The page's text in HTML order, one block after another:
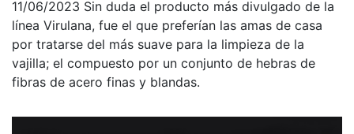
11/06/2023 Sin duda el producto más divulgado de la
línea Virulana, fue el que preferían las amas de casa
por tratarse del más suave para la limpieza de la
vajilla; el compuesto por un conjunto de hebras de
fibras de acero finas y blandas.